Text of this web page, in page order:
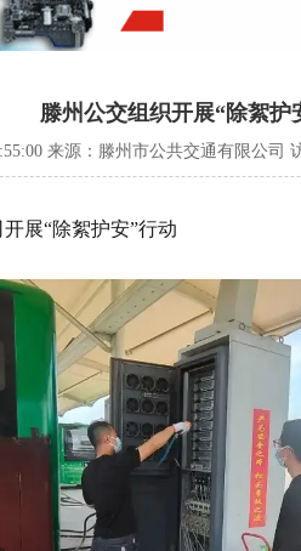
产法》处罚条款对照
部发布关于科技创新驱动加快建设交通强国
事公交开通首条需求响应式定制班线
全国五一劳动奖状
定制巴士18日开行！
情怀•党建引领前行•文化润企发展——南通
部发布关于科技创新驱动加快建设交通强国
滕州公交组织开展“除絮护
来源：滕州市公共交通有限公司
展“除絮护安”行动